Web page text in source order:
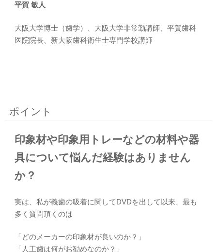
平賀 敏人
大阪大学博士（歯学）、大阪大学非常勤講師、平賀歯科
医院院長、新大阪歯科衛生士専門学校講師
ポイント
印象材や印象用トレーなどの材料や器
具について悩んだ経験はありません
か？
実は、私が義歯の吸着に関してDVDを出して以来、最も
多く質問頂くのは
「どのメーカーの印象材が良いのか？」
「人工歯は何がお勧めなのか？」